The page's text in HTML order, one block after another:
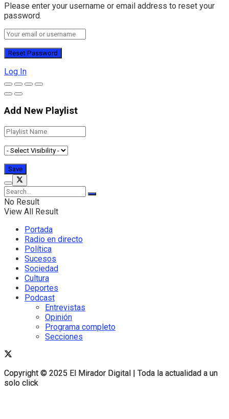
Copyright © 2025 El Mirador Digital | Toda la actualidad a un
solo click
Please enter your username or email address to reset your
password.
Log In
Add New Playlist
No Result
View All Result
Portada
Radio en directo
Política
Sucesos
Sociedad
Cultura
Deportes
Podcast
Entrevistas
Opinión
Programa completo
Secciones
Copyright © 2025 El Mirador Digital | Toda la actualidad a un
solo click